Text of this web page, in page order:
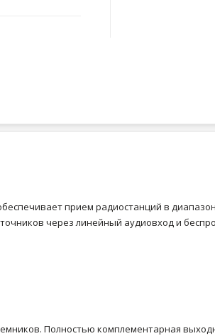
прием радиостанций в
через линейный аудиовход и
Полностью комплементарная